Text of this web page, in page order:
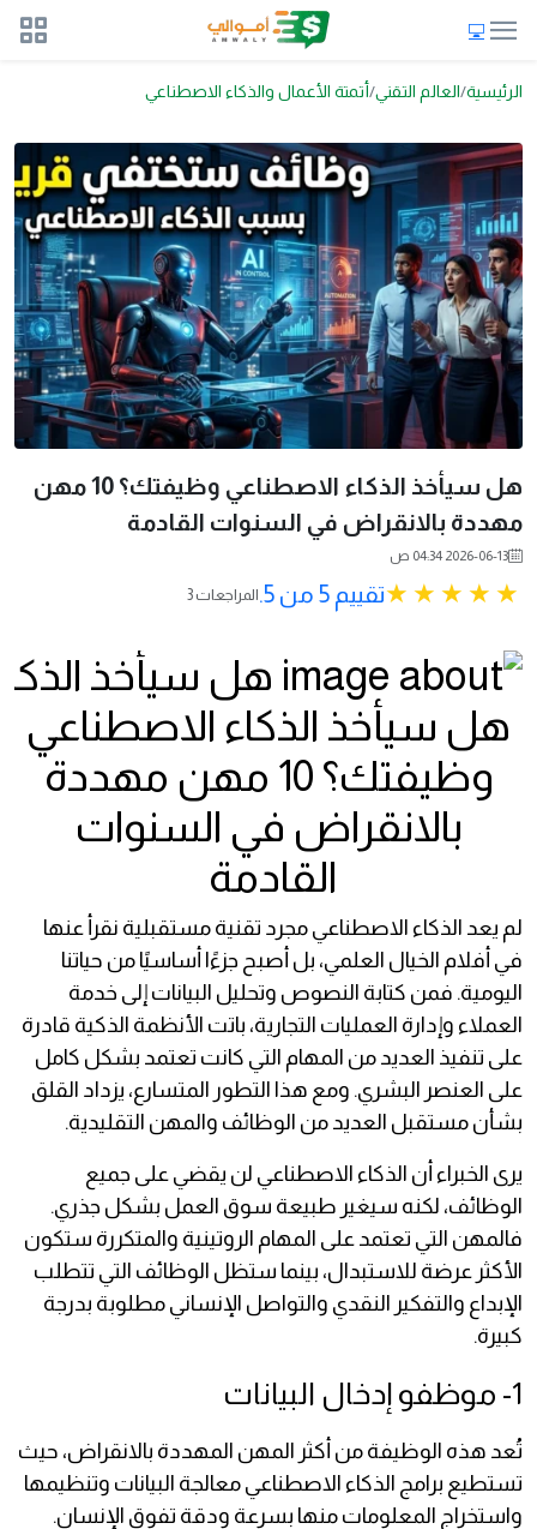
الرئيسية العالم التقني أتمتة الأعمال والذكاء الاصطناعي
هل سيأخذ الذكاء الاصطناعي وظيفتك؟ 10 مهن
مهددة بالانقراض في السنوات القادمة
2026-06-13 04:34 ص
تقييم 5 من 5. 3 المراجعات
هل سيأخذ الذكاء الاصطناعي
وظيفتك؟ 10 مهن مهددة
بالانقراض في السنوات
القادمة
لم يعد الذكاء الاصطناعي مجرد تقنية مستقبلية نقرأ عنها
في أفلام الخيال العلمي، بل أصبح جزءًا أساسيًا من حياتنا
اليومية. فمن كتابة النصوص وتحليل البيانات إلى خدمة
العملاء وإدارة العمليات التجارية، باتت الأنظمة الذكية قادرة
على تنفيذ العديد من المهام التي كانت تعتمد بشكل كامل
على العنصر البشري. ومع هذا التطور المتسارع، يزداد القلق
بشأن مستقبل العديد من الوظائف والمهن التقليدية.
يرى الخبراء أن الذكاء الاصطناعي لن يقضي على جميع
الوظائف، لكنه سيغير طبيعة سوق العمل بشكل جذري.
فالمهن التي تعتمد على المهام الروتينية والمتكررة ستكون
الأكثر عرضة للاستبدال، بينما ستظل الوظائف التي تتطلب
الإبداع والتفكير النقدي والتواصل الإنساني مطلوبة بدرجة
كبيرة.
1- موظفو إدخال البيانات
تُعد هذه الوظيفة من أكثر المهن المهددة بالانقراض، حيث
تستطيع برامج الذكاء الاصطناعي معالجة البيانات وتنظيمها
واستخراج المعلومات منها بسرعة ودقة تفوق الإنسان.